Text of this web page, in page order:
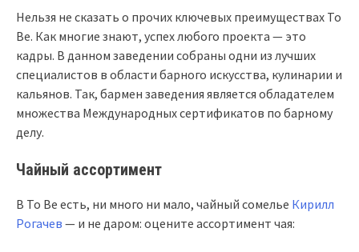
Нельзя не сказать о прочих ключевых преимуществах To
Be. Как многие знают, успех любого проекта — это
кадры. В данном заведении собраны одни из лучших
специалистов в области барного искусства, кулинарии и
кальянов. Так, бармен заведения является обладателем
множества Международных сертификатов по барному
делу.
Чайный ассортимент
В To Be есть, ни много ни мало, чайный сомелье Кирилл
Рогачев — и не даром: оцените ассортимент чая: